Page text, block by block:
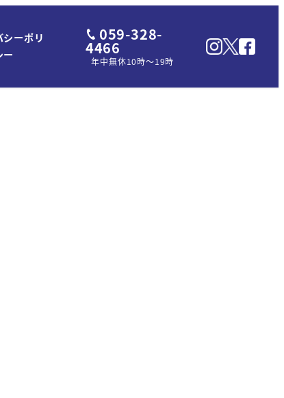
シーポリ
ー
059-328-
4466
年中無休10時～19時